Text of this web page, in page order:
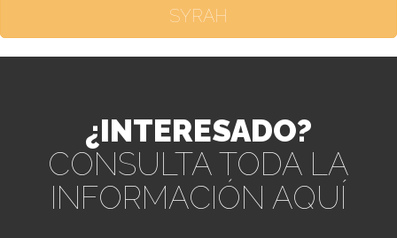
SYRAH
¿INTERESADO?
CONSULTA TODA LA
INFORMACIÓN AQUÍ